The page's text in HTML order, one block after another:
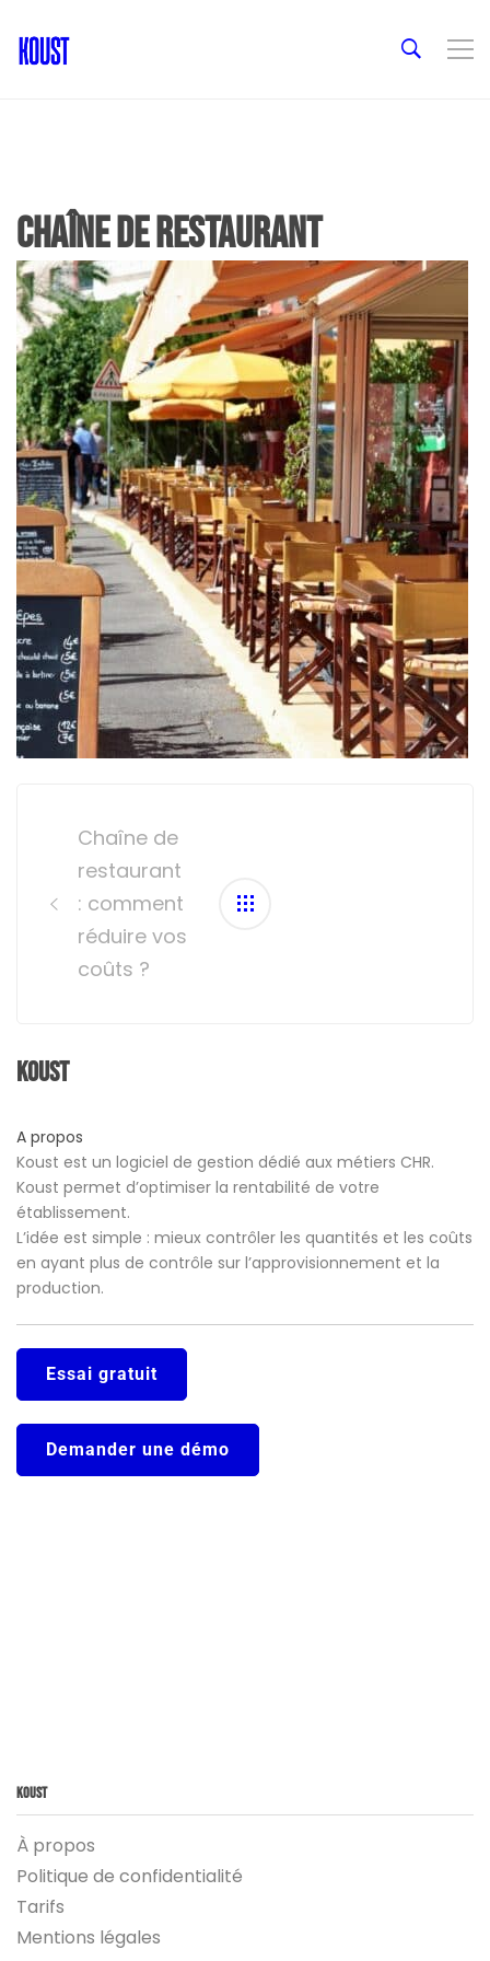
chaîne de restaurant
navigationChaîne de
restaurant
: comment
réduire vos
coûts ?
Koust
A propos
Koust est un logiciel de gestion dédié aux métiers CHR.
Koust permet d’optimiser la rentabilité de votre
établissement.
L’idée est simple : mieux contrôler les quantités et les coûts
en ayant plus de contrôle sur l’approvisionnement et la
production.
Essai gratuit
Demander une démo
Koust
À propos
Politique de confidentialité
Tarifs
Mentions légales